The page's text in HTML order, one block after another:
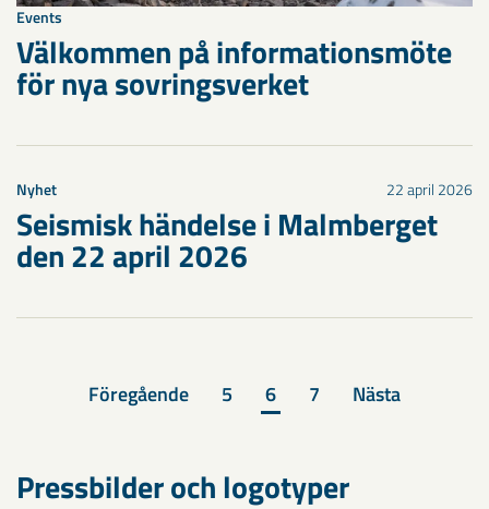
Events
Välkommen på informationsmöte
för nya sovringsverket
Nyhet 22 april 2026
Seismisk händelse i Malmberget
den 22 april 2026
Föregående 5 6 7 Nästa
Pressbilder och logotyper